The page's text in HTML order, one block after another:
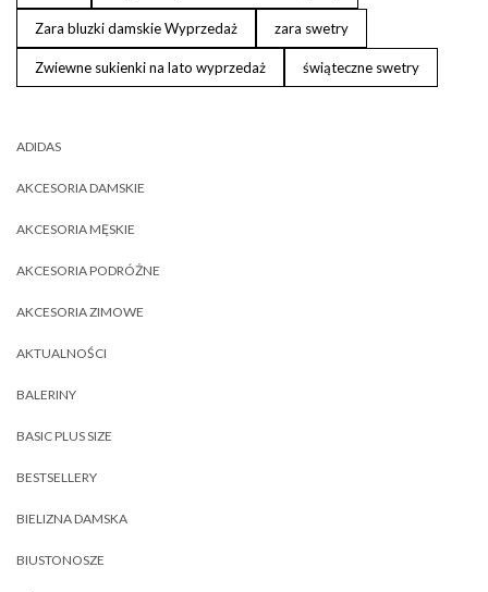
Zara bluzki damskie Wyprzedaż zara swetry
Zwiewne sukienki na lato wyprzedaż świąteczne swetry
ADIDAS
AKCESORIA DAMSKIE
AKCESORIA MĘSKIE
AKCESORIA PODRÓŻNE
AKCESORIA ZIMOWE
AKTUALNOŚCI
BALERINY
BASIC PLUS SIZE
BESTSELLERY
BIELIZNA DAMSKA
BIUSTONOSZE